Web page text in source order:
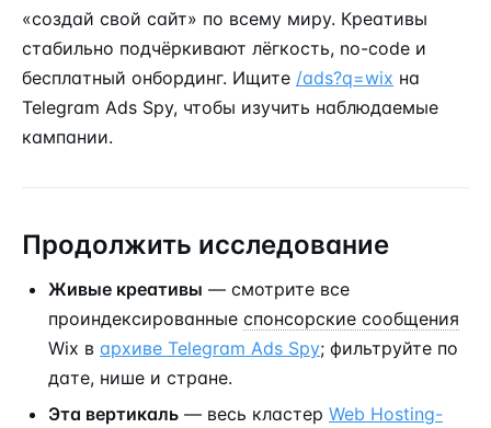
«создай свой сайт» по всему миру. Креативы
стабильно подчёркивают лёгкость, no-code и
бесплатный онбординг. Ищите /ads?q=wix на
Telegram Ads Spy, чтобы изучить наблюдаемые
кампании.
Продолжить исследование
Живые креативы — смотрите все
проиндексированные спонсорские сообщения
Wix в архиве Telegram Ads Spy; фильтруйте по
дате, нише и стране.
Эта вертикаль — весь кластер Web Hosting-